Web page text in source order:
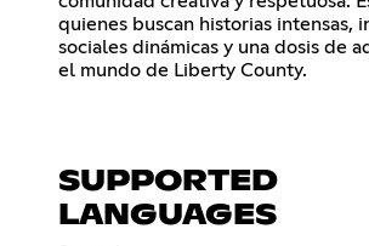
quienes buscan historias intensas,
sociales dinámicas y una dosis de
el mundo de Liberty County.
SUPPORTED
LANGUAGES